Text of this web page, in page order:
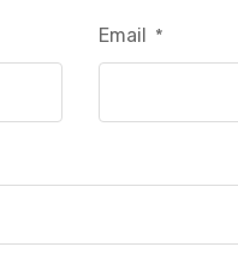
Email *